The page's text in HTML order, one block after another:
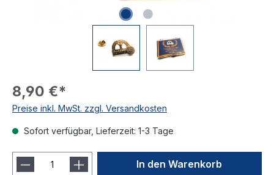
8,90 €*
Preise inkl. MwSt. zzgl. Versandkosten
Sofort verfügbar, Lieferzeit: 1-3 Tage
In den Warenkorb